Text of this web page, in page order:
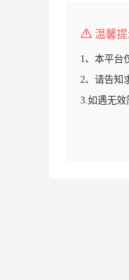
温馨
1、本平台
2、请告知
3.如遇无效